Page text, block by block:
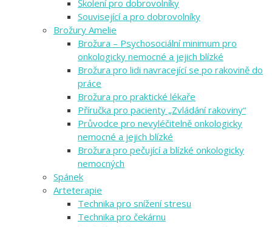
Školení pro dobrovolníky
Související a pro dobrovolníky
Brožury Amelie
Brožura – Psychosociální minimum pro
onkologicky nemocné a jejich blízké
Brožura pro lidi navracející se po rakovině do
práce
Brožura pro praktické lékaře
Příručka pro pacienty „Zvládání rakoviny“
Průvodce pro nevyléčitelně onkologicky
nemocné a jejich blízké
Brožura pro pečující a blízké onkologicky
nemocných
Spánek
Arteterapie
Technika pro snížení stresu
Technika pro čekárnu